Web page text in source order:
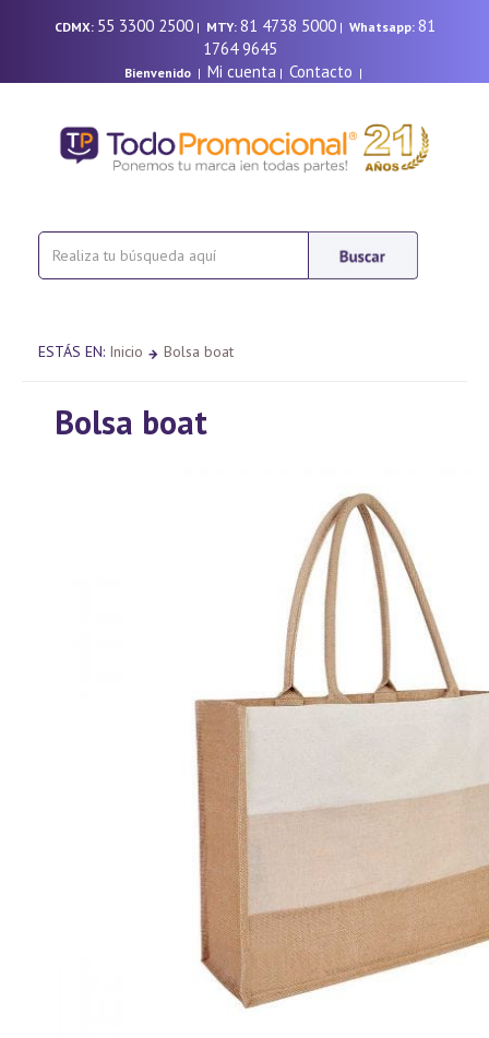
CDMX: 55 3300 2500| MTY: 81 4738 5000| Whatsapp: 81
1764 9645
Bienvenido| Mi cuenta | Contacto |
ESTÁS EN: Inicio Bolsa boat
Bolsa boat